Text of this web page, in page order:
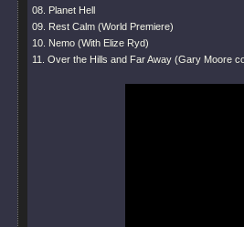
08. Planet Hell
09. Rest Calm (World Premiere)
10. Nemo (With Elize Ryd)
11. Over the Hills and Far Away (Gary Moore